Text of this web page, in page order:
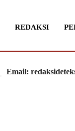
REDAKSI
Email: